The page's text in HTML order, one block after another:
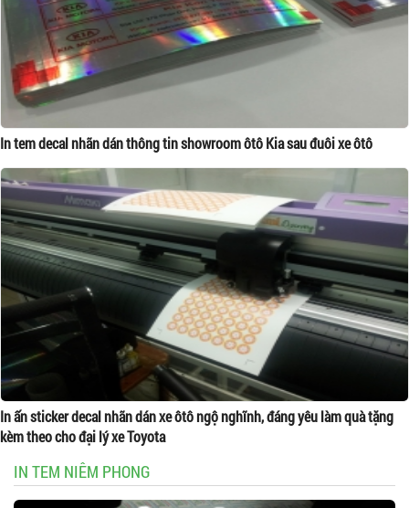
In tem decal nhãn dán thông tin showroom ôtô Kia sau đuôi xe ôtô
In ấn sticker decal nhãn dán xe ôtô ngộ nghĩnh, đáng yêu làm quà tặng
kèm theo cho đại lý xe Toyota
IN TEM NIÊM PHONG